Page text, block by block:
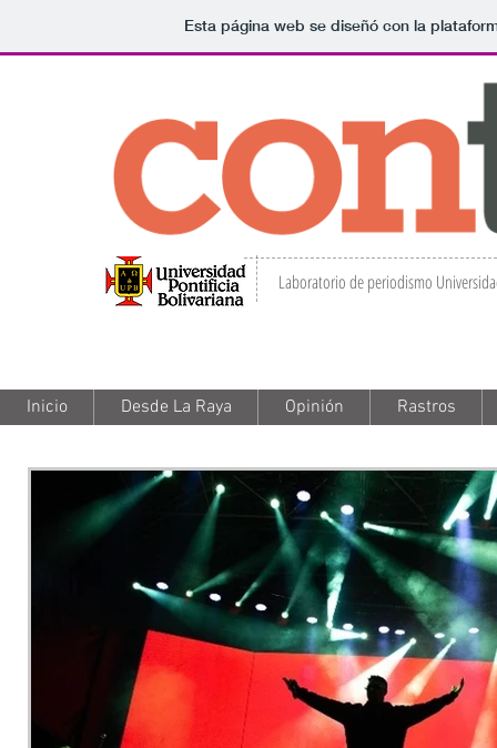
Esta página web se diseñó con la
Laboratorio de periodismo
Inicio Desde La Raya Opinión Rastros
Inicio Desde La Raya Opinión Rastros